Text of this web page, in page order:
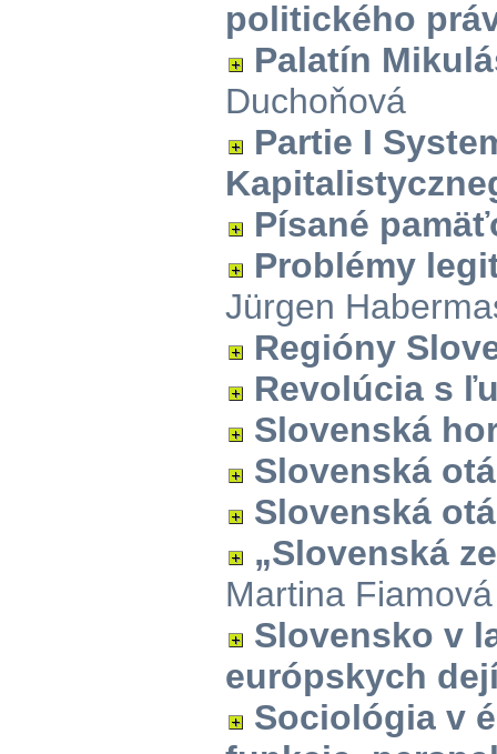
politického
Palatín
Duchoňová
Partie I
Písané
Problémy
Jürgen
Regióny
Revolúcia s
Slovenská
Slovenská
Slovenská
„Slovenská
Martina Fiamová
Slovensko v
európskych
Sociológia v